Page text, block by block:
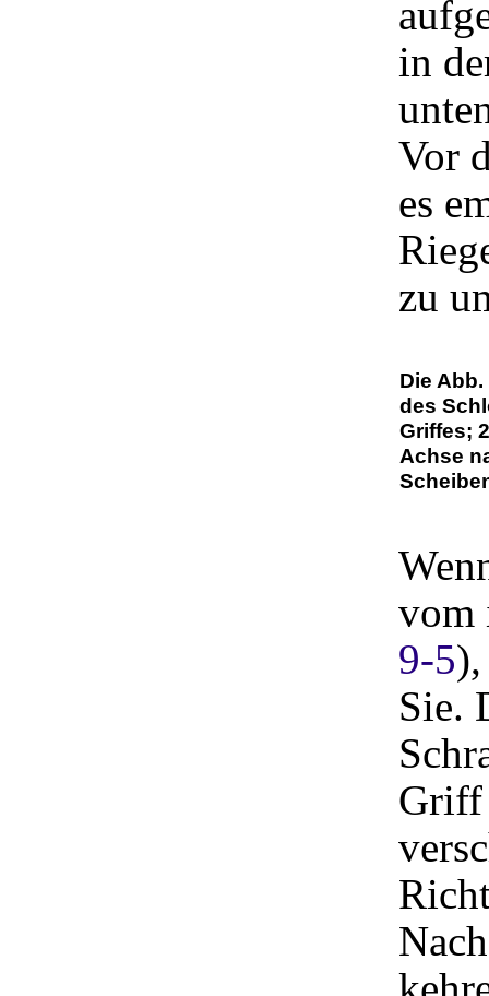
in
Vor
es
zu
Die
des
Griffes;
Achse
vom
9-5
Sie.
Griff